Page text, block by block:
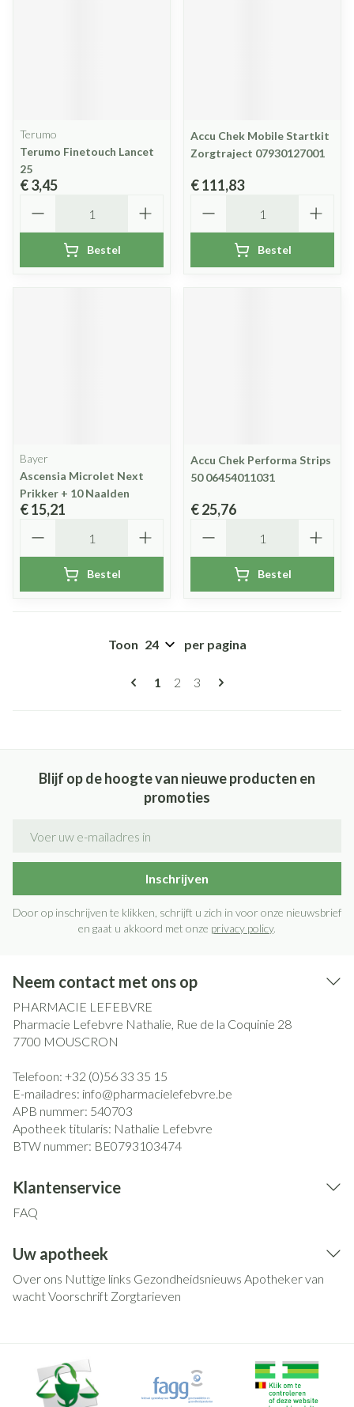
Terumo
Terumo Finetouch Lancet
25
€ 3,45
Bestel
Accu Chek Mobile Startkit
Zorgtraject 07930127001
€ 111,83
Bestel
Bayer
Ascensia Microlet Next
Prikker + 10 Naalden
€ 15,21
Bestel
Accu Chek Performa Strips
50 06454011031
€ 25,76
Bestel
Pagina's
U lees momenteel pagina
1 Pagina
2 Pagina
3
Toon per pagina
Blijf op de hoogte van nieuwe producten en
promoties
Inschrijven
Door op inschrijven te klikken, schrijft u zich in voor onze nieuwsbrief
en gaat u akkoord met onze privacy policy.
Neem contact met ons op
PHARMACIE LEFEBVRE
Pharmacie Lefebvre Nathalie, Rue de la Coquinie 28
7700 MOUSCRON
Telefoon: +32 (0)56 33 35 15
E-mailadres: info@pharmacielefebvre.be
APB nummer: 540703
Apotheek titularis: Nathalie Lefebvre
BTW nummer: BE0793103474
Klantenservice
FAQ
Uw apotheek
Over ons Nuttige links Gezondheidsnieuws Apotheker van
wachtVoorschrift Zorgtarieven